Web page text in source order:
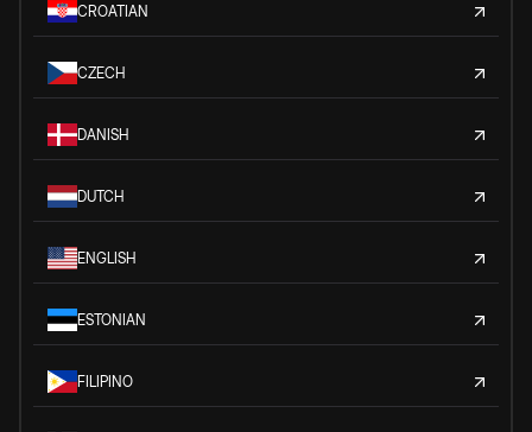
CROATIAN
CZECH
DANISH
DUTCH
ENGLISH
ESTONIAN
FILIPINO